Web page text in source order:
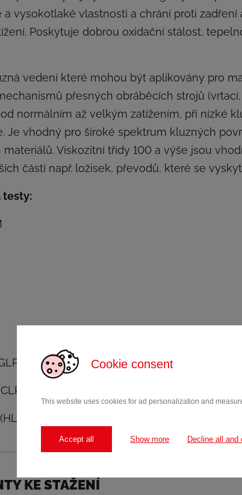
Cookie consent
This website uses cookies for ad personalization and
Accept all Show more Decline all and
a vysokotlaké vlastnosti a chrání proti
Poskytuje dobrou oxidační stálost,
vedení které mohou být aplikovány pro
přesných obráběcích strojů
normálním až velkým zatížením, při nízké
Je vhodný pro široké spektrum kluzných
Viskozitní třídy 100 a výše jsou
částí např. ložisek, převodů, které se
testy:
KE STAŽENÍ